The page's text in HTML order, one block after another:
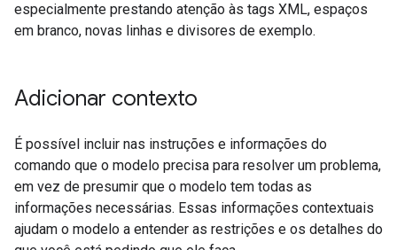
especialmente prestando atenção às tags XML, espaços
em branco, novas linhas e divisores de exemplo.
Adicionar contexto
É possível incluir nas instruções e informações do
comando que o modelo precisa para resolver um problema,
em vez de presumir que o modelo tem todas as
informações necessárias. Essas informações contextuais
ajudam o modelo a entender as restrições e os detalhes do